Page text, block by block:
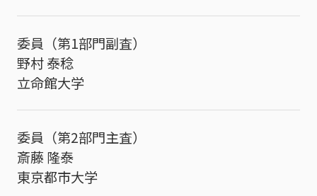
委員（第1部門副査）
野村 泰稔
立命館大学
委員（第2部門主査）
斎藤 隆泰
東京都市大学